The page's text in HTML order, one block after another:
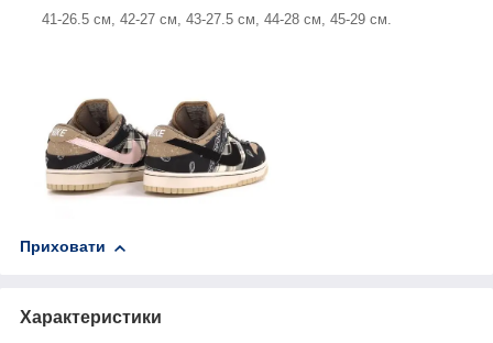
41-26.5 см, 42-27 см, 43-27.5 см, 44-28 см, 45-29 см.
Приховати
Характеристики